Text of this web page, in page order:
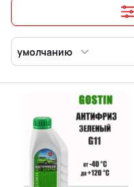
умолчанию